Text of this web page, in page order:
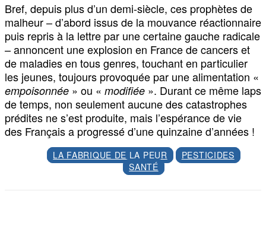
Bref, depuis plus d’un demi-siècle, ces prophètes de
malheur – d’abord issus de la mouvance réactionnaire
puis repris à la lettre par une certaine gauche radicale
– annoncent une explosion en France de cancers et
de maladies en tous genres, touchant en particulier
les jeunes, toujours provoquée par une alimentation «
empoisonnée » ou « modifiée ». Durant ce même laps
de temps, non seulement aucune des catastrophes
prédites ne s’est produite, mais l’espérance de vie
des Français a progressé d’une quinzaine d’années !
LA FABRIQUE DE LA PEUR
PESTICIDES
SANTÉ